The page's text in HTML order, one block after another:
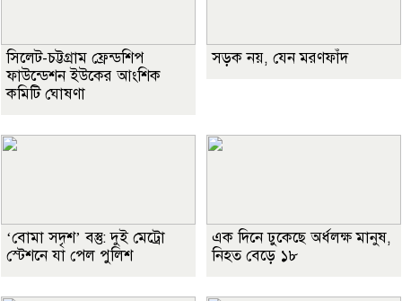
সিলেট-চট্টগ্রাম ফ্রেন্ডশিপ
ফাউন্ডেশন ইউকের আংশিক
কমিটি ঘোষণা
সড়ক নয়, যেন মরণফাঁদ
‘বোমা সদৃশ’ বস্তু: দুই মেট্রো
স্টেশনে যা পেল পুলিশ
এক দিনে ঢুকেছে অর্ধলক্ষ মানুষ,
নিহত বেড়ে ১৮